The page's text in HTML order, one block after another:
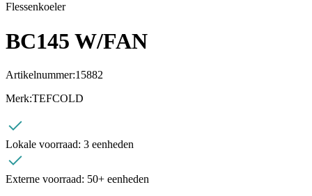
Flessenkoeler
BC145 W/FAN
Artikelnummer:15882
Merk:TEFCOLD
Lokale voorraad: 3 eenheden
Externe voorraad: 50+ eenheden